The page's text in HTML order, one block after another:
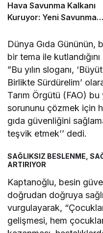
Hava Savunma Kalkanı
Kuruyor: Yeni Savunma
Dünya Gıda Gününün,
bir tema ile
”Bu yılın sloganı,
Birlikte Sürdürelim’
Tarım Örgütü (FAO) bu
sorununu çözmek için
gıda güvenliğini
teşvik etmek’’ dedi.
SAĞLIKSIZ BESLENME,
ARTIRIYOR
Kaptanoğlu, besin
doğrudan doğruya
vurgulayarak,
gelişmesi, hem